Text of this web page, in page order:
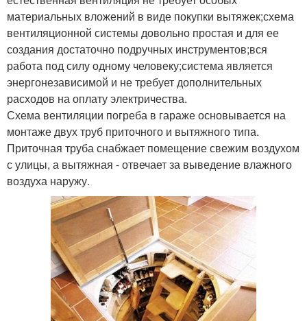
материальных вложений в виде покупки вытяжек;схема
вентиляционной системы довольно простая и для ее
создания достаточно подручных инструментов;вся
работа под силу одному человеку;система является
энергонезависимой и не требует дополнительных
расходов на оплату электричества.
Схема вентиляции погреба в гараже основывается на
монтаже двух труб приточного и вытяжного типа.
Приточная труба снабжает помещение свежим воздухом
с улицы, а вытяжная - отвечает за выведение влажного
воздуха наружу.